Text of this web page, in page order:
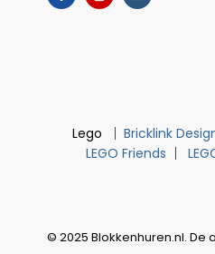
Lego Bricklink
LEGO Friends
© 2025 Blokkenhuren.nl. De